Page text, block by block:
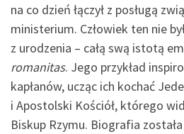
na co dzień łączył z posługą
ministerium. Człowiek ten nie
z urodzenia – całą swą istotą
romanitas. Jego przykład
kapłanów, ucząc ich kochać
i Apostolski Kościół, którego
Biskup Rzymu. Biografia